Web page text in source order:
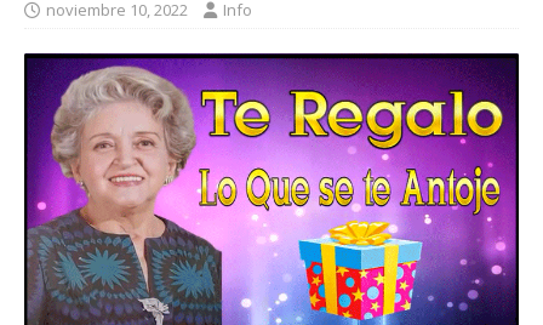
noviembre 10, 2022 Info